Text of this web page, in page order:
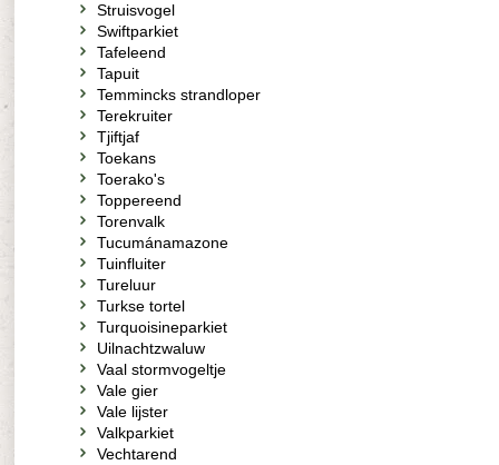
Struisvogel
Swiftparkiet
Tafeleend
Tapuit
Temmincks strandloper
Terekruiter
Tjiftjaf
Toekans
Toerako's
Toppereend
Torenvalk
Tucumánamazone
Tuinfluiter
Tureluur
Turkse tortel
Turquoisineparkiet
Uilnachtzwaluw
Vaal stormvogeltje
Vale gier
Vale lijster
Valkparkiet
Vechtarend